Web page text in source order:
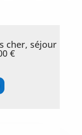
cher, séjour
€